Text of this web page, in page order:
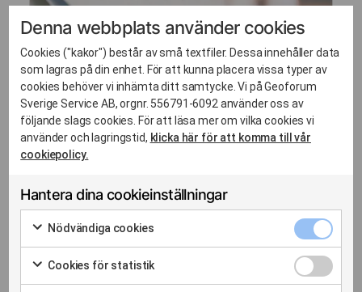
Digital Earth Sweden: En
Sverigeanpassad satellitdataprodukt
Hur kan vi göra satellitdata både mer
tillgänglig och mer anpassad för svenska
behov? Välkommen på ett webbinarium där
du få...
21 aug. 2026 08:30-09:15
Denna webbplats använder cookies
Cookies ("kakor") består av små textfiler. Dessa innehåller data
som lagras på din enhet. För att kunna placera vissa typer av
cookies behöver vi inhämta ditt samtycke. Vi på Geoforum
Sverige Service AB, orgnr. 556791-6092 använder oss av
följande slags cookies. För att läsa mer om vilka cookies vi
använder och lagringstid, klicka här för att komma till vår
cookiepolicy.
Hantera dina cookieinställningar
Nödvändiga cookies
Markera
för
cookies
Cookies för statistik
Markera
Cookies
för